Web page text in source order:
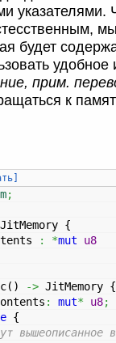
указателями.
будет
удобное
прим.
к
;
JitMemory {
: *mut
u8
( ) -> JitMemory {
: mut* u8;
{
вышеописанное